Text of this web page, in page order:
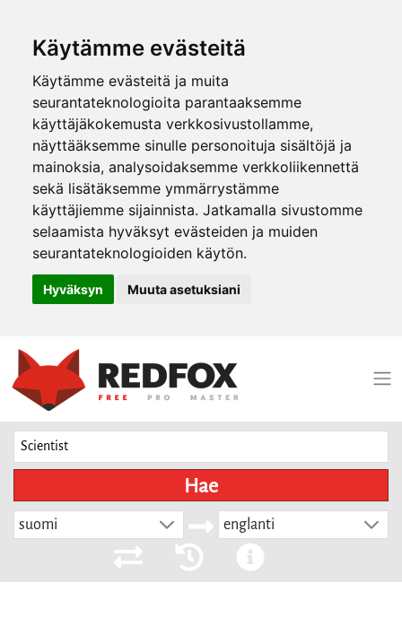
Käytämme evästeitä
Käytämme evästeitä ja muita
seurantateknologioita parantaaksemme
käyttäjäkokemusta verkkosivustollamme,
näyttääksemme sinulle personoituja sisältöjä ja
mainoksia, analysoidaksemme verkkoliikennettä
sekä lisätäksemme ymmärrystämme
käyttäjiemme sijainnista. Jatkamalla sivustomme
selaamista hyväksyt evästeiden ja muiden
seurantateknologioiden käytön.
Hyväksyn Muuta asetuksiani
Hae
suomi englanti